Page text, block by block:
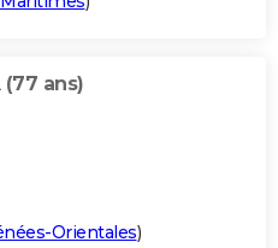
(77 ans)
Orientales)